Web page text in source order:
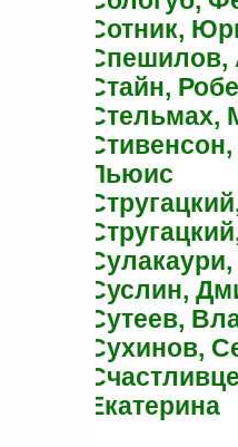
Сотник,
Спешилов,
Стайн,
Стельмах,
Льюис
Суслин,
Сутеев,
Сухинов,
Екатерина